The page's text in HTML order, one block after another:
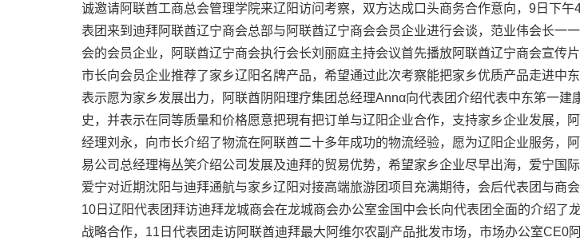
诚邀请阿联酋工商总会管理学院来辽阳访问考察，双方达成口头商务合作意向，9日下午
表团来到迪拜阿联酋辽宁商会总部与阿联酋辽宁商会会员企业进行会谈，范业伟会长一
会的会员企业，阿联酋辽宁商会执行会长刘丽庭主持会议首先播放阿联酋辽宁商会宣传
市长向会员企业推荐了家乡辽阳名牌产品，希望通过此次考察能把家乡优质产品走进中
表示愿为家乡发展出力，阿联酋阴阳理疗集团总经理Annα向代表团介绍代表中东笫一建
史，并表示在同等质量和价格愿意把現有把订单与辽阳企业合作，支持家乡企业发展，
经理刘永，向市长介绍了物流在阿联酋二十多年成功的物流经验，愿为辽阳企业服务，
易公司总经理梅丛笑介绍公司发展及迪拜的贸易优势，希望家乡企业尽早出海，爱宁国
爱宁对近期沈阳与迪拜通航与家乡辽阳对接高端旅游团项目充满期待，会后代表团与商会
10日辽阳代表团拜访迪拜龙城商会在龙城商会办公室金国中会长向代表团全面的介绍了
战略合作，11日代表团走访阿联酋迪拜最大阿维尔农副产品批发市场，市场办公室CE0